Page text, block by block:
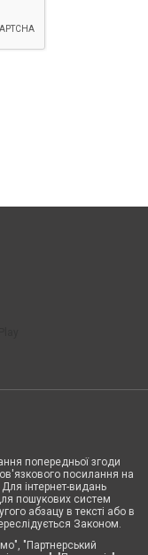
попередньої згоди
посилання на
інтернет-видань
пошукових систем
абзацу в тексті або в
Законом.
"Партнерський